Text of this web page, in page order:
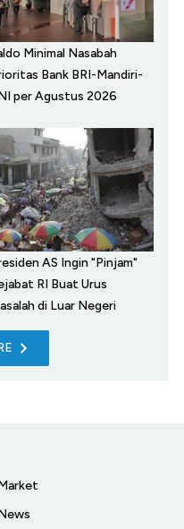
Minimal Nasabah
Bank BRI-Mandiri-
per Agustus 2026
AS Ingin "Pinjam"
RI Buat Urus
di Luar Negeri